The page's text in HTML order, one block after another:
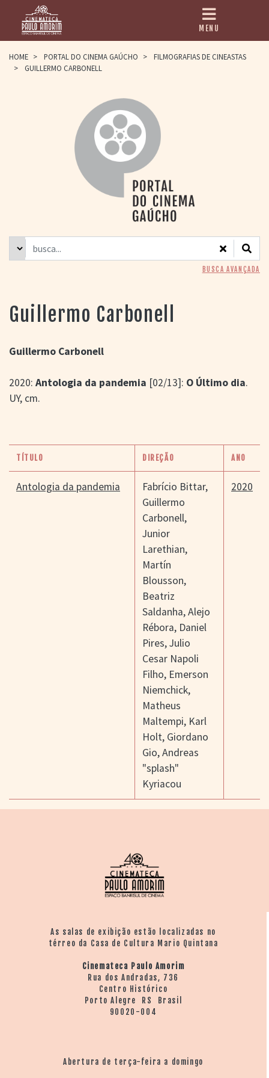
HOME
PAULO AMORIM
> HOMENAGEADOS
> EQUIPE
> ASSOCIAÇÃO DOS
> BIBLIOTECA
ROMEU GRIMALDI
> GRADE SEMANAL
> PREÇOS E
DESCONTOS
PORTAL DO
CINEMA GAÚCHO
> BUSCA AVANÇADA
> FILMOGRAFIAS DE
LOCALIZAÇÃO
MENU
HOME > PORTAL DO CINEMA GAÚCHO >
FILMOGRAFIAS DE CINEASTAS
>
GUILLERMO CARBONELL
BUSCA AVANÇADA
Guillermo Carbonell
Guillermo Carbonell
2020: Antologia da pandemia [02/13]: O Último dia.
UY, cm.
TÍTULO DIREÇÃO ANO
Antologia da pandemia Fabrício Bittar,
Guillermo
Carbonell,
Junior
Larethian,
Martín
Blousson,
Beatriz
Saldanha,Alejo
Rébora, Daniel
Pires,Julio
Cesar Napoli
Filho, Emerson
Niemchick,
Matheus
Maltempi, Karl
Holt, Giordano
Gio,Andreas
"splash"
Kyriacou
2020
As salas de exibição estão localizadas no
térreo da Casa de Cultura Mario Quintana
Cinemateca Paulo Amorim
Rua dos Andradas, 736
Centro Histórico
Porto Alegre RS Brasil
90020-004
Abertura de terça-feira a domingo